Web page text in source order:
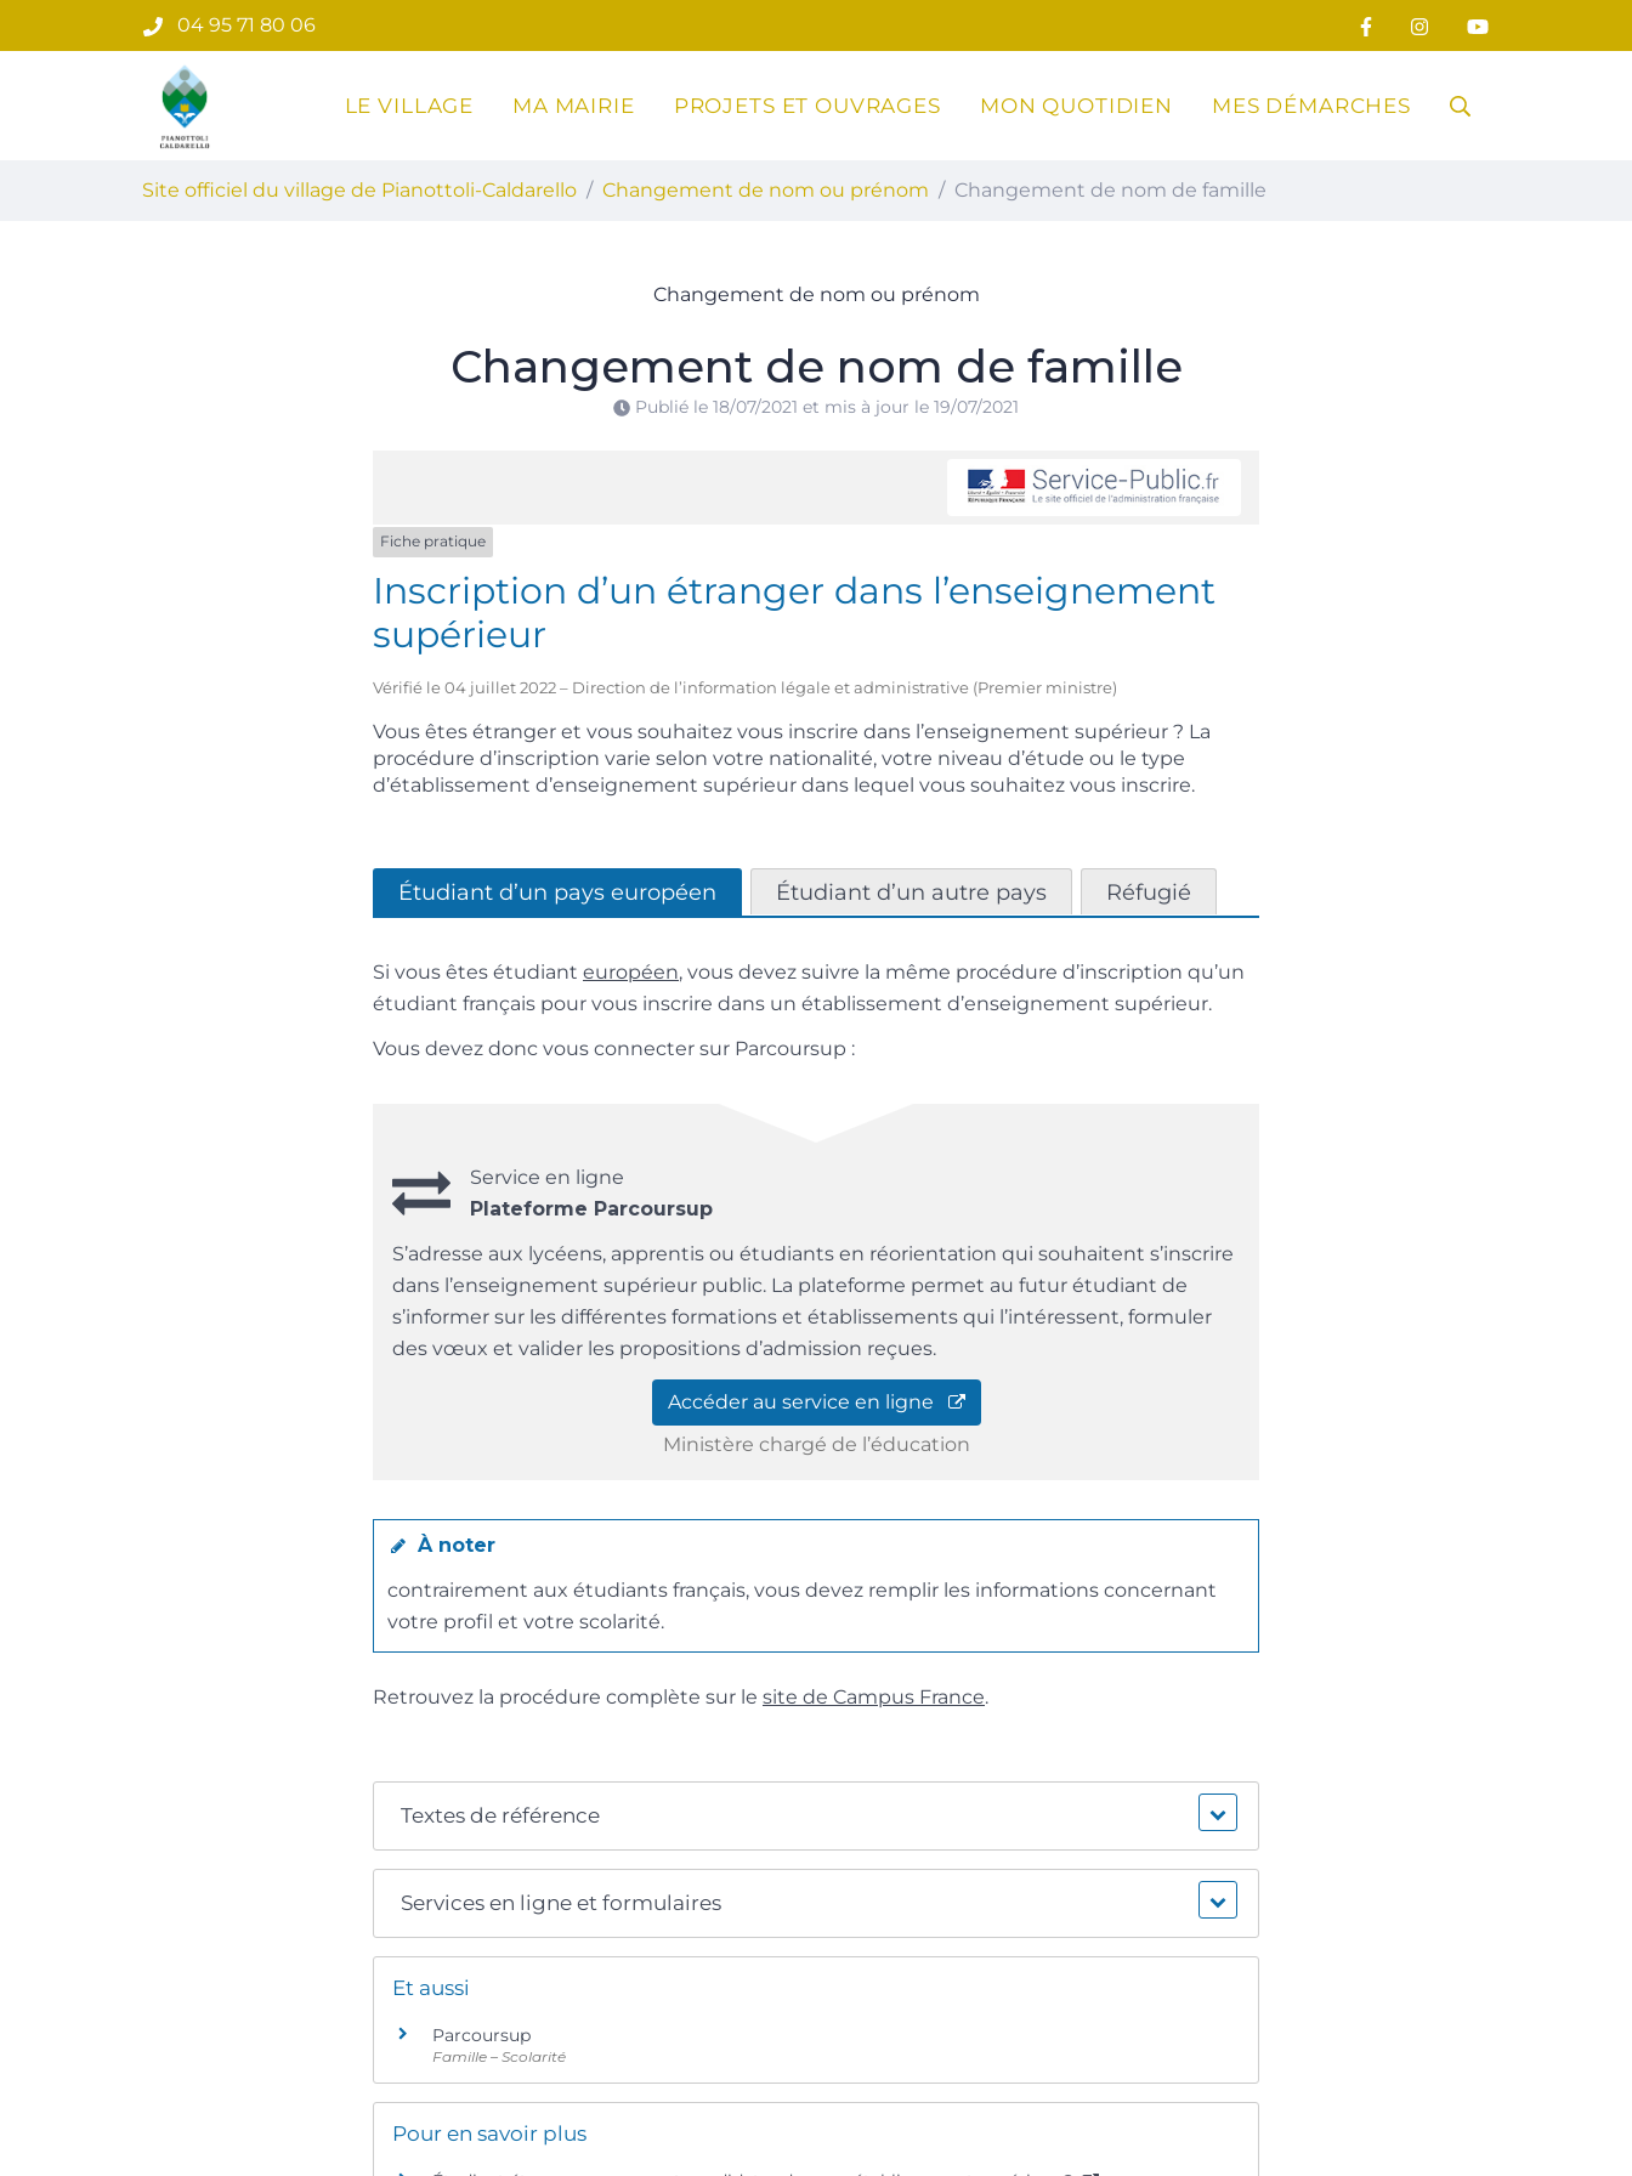
au
04 95 71 80 06
Site officiel du village de Pianottoli-Caldarello
LE VILLAGE MA MAIRIE PROJETS ET OUVRAGES MON QUOTIDIEN MES DÉMARCHES RECHERCHE
Site officiel du village de Pianottoli-Caldarello Changement de nom ou prénom Changement de nom de famille
Changement de nom ou prénom
Changement de nom de famille
Publié le 18/07/2021 et mis à jour le 19/07/2021
Fiche pratique
Inscription d’un étranger dans l’enseignement
supérieur
Vérifié le 04 juillet 2022 – Direction de l’information légale et administrative (Premier ministre)
Vous êtes étranger et vous souhaitez vous inscrire dans l’enseignement supérieur ? La
procédure d’inscription varie selon votre nationalité, votre niveau d’étude ou le type
d’établissement d’enseignement supérieur dans lequel vous souhaitez vous inscrire.
Étudiant d’un pays européen Étudiant d’un autre pays Réfugié
Si vous êtes étudiant européen, vous devez suivre la même procédure d’inscription qu’un
étudiant français pour vous inscrire dans un établissement d’enseignement supérieur.
Vous devez donc vous connecter sur Parcoursup :
Service en ligne
Plateforme Parcoursup
S’adresse aux lycéens, apprentis ou étudiants en réorientation qui souhaitent s’inscrire
dans l’enseignement supérieur public. La plateforme permet au futur étudiant de
s’informer sur les différentes formations et établissements qui l’intéressent, formuler
des vœux et valider les propositions d’admission reçues.
Accéder au service en ligne
Ministère chargé de l’éducation
À noter
contrairement aux étudiants français, vous devez remplir les informations concernant
votre profil et votre scolarité.
Retrouvez la procédure complète sur le site de Campus France.
Textes de référence
Services en ligne et formulaires
Et aussi
Parcoursup
Famille – Scolarité
Pour en savoir plus